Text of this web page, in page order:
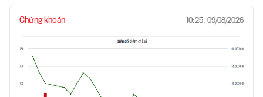
Chứng khoán 10:25, 09/08/2026